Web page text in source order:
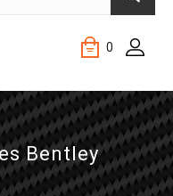
0
Bentley